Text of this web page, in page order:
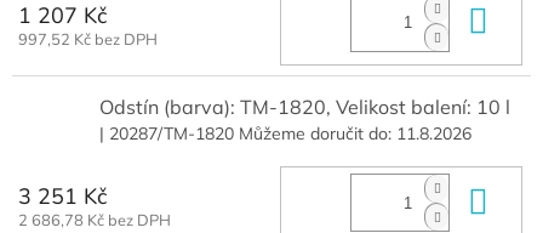
1 207 Kč
997,52 Kč bez DPH
Odstín (barva): TM-1820, Velikost balení: 10 l
| 20287/TM-1820 Můžeme doručit do: 11.8.2026
3 251 Kč
2 686,78 Kč bez DPH